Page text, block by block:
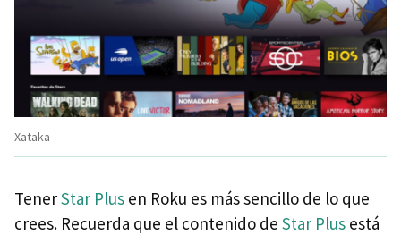
Xataka
TenerStar Plus en Roku es más sencillo de lo que
crees. Recuerda que el contenido de Star Plus está